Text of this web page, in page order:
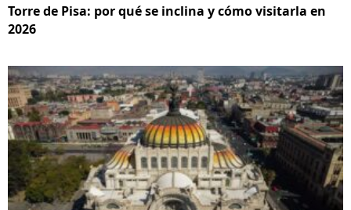
Torre de Pisa: por qué se inclina y cómo visitarla en
2026